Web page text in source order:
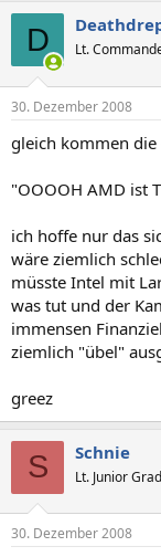
D Lt.
30. Dezember 2008
gleich kommen die
"OOOOH AMD ist
ich hoffe nur das
wäre ziemlich
müsste Intel mit
was tut und der
immensen
ziemlich "übel"
greez
S Schnie
Lt. Junior
30. Dezember 2008